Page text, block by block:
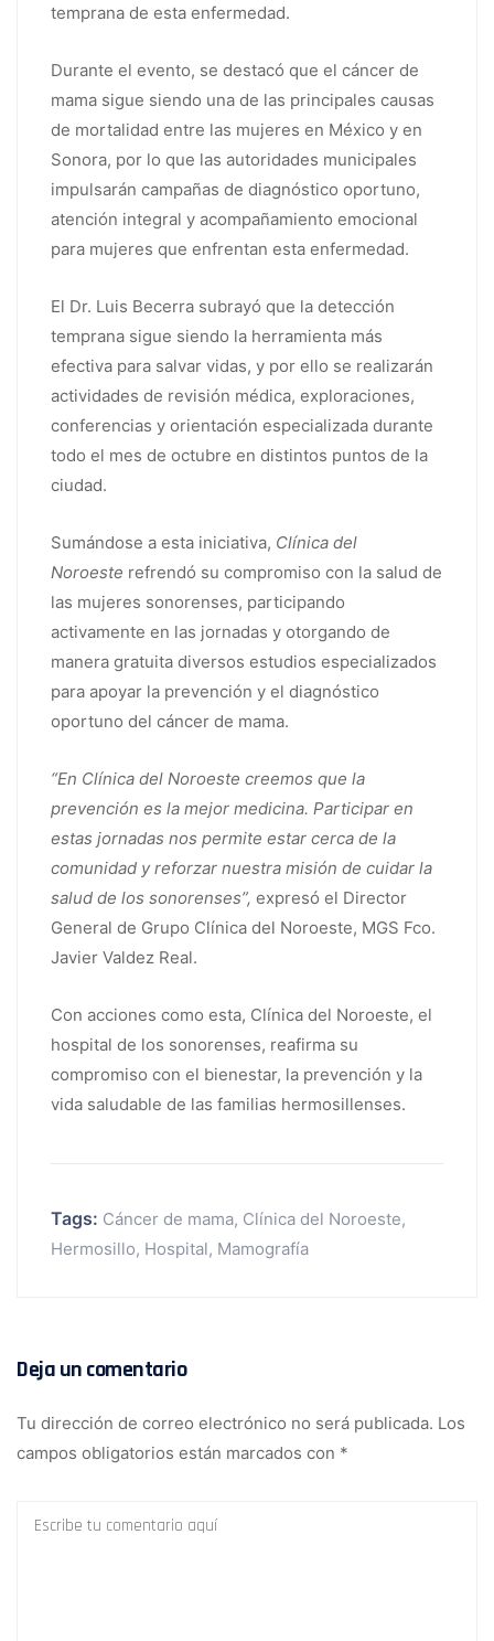
temprana de esta enfermedad.
Durante el evento, se destacó que el cáncer de
mama sigue siendo una de las principales causas
de mortalidad entre las mujeres en México y en
Sonora, por lo que las autoridades municipales
impulsarán campañas de diagnóstico oportuno,
atención integral y acompañamiento emocional
para mujeres que enfrentan esta enfermedad.
El Dr. Luis Becerra subrayó que la detección
temprana sigue siendo la herramienta más
efectiva para salvar vidas, y por ello se realizarán
actividades de revisión médica, exploraciones,
conferencias y orientación especializada durante
todo el mes de octubre en distintos puntos de la
ciudad.
Sumándose a esta iniciativa, Clínica del
Noroeste refrendó su compromiso con la salud de
las mujeres sonorenses, participando
activamente en las jornadas y otorgando de
manera gratuita diversos estudios especializados
para apoyar la prevención y el diagnóstico
oportuno del cáncer de mama.
“En Clínica del Noroeste creemos que la
prevención es la mejor medicina. Participar en
estas jornadas nos permite estar cerca de la
comunidad y reforzar nuestra misión de cuidar la
salud de los sonorenses”, expresó el Director
General de Grupo Clínica del Noroeste, MGS Fco.
Javier Valdez Real.
Con acciones como esta, Clínica del Noroeste, el
hospital de los sonorenses, reafirma su
compromiso con el bienestar, la prevención y la
vida saludable de las familias hermosillenses.
Tags: Cáncer de mama, Clínica del Noroeste,
Hermosillo, Hospital, Mamografía
Deja un comentario
Tu dirección de correo electrónico no será publicada. Los
campos obligatorios están marcados con *